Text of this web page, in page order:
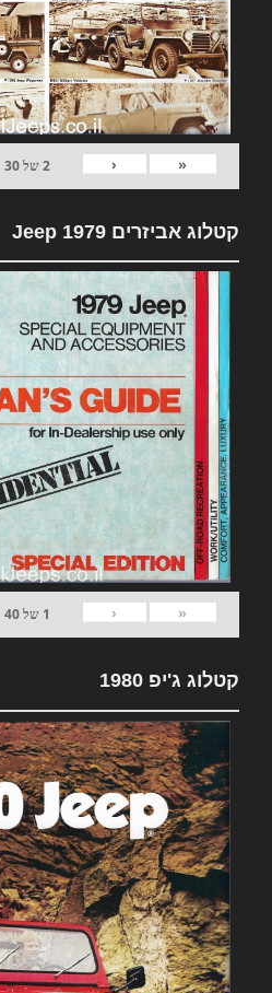
«
‹
2של30
קטלוג אביזרים 1979 Jeep
«
‹
1 של40
קטלוג ג'יפ 1980